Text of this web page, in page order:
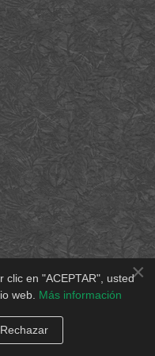
×
clic en "ACEPTAR", usted
web. Más información
Rechazar